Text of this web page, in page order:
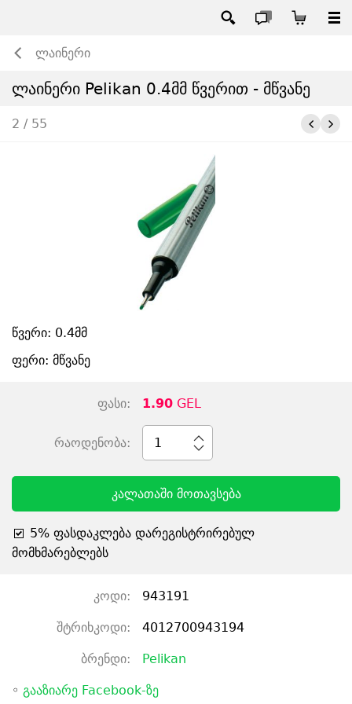
ლაინერი
ლაინერი Pelikan 0.4მმ წვერით - მწვანე
2 / 55
წვერი: 0.4მმ
ფერი: მწვანე
ფასი: 1.90GEL
რაოდენობა: 1
კალათაში მოთავსება
5% ფასდაკლება დარეგისტრირებულ
მომხმარებლებს
კოდი: 943191
შტრიხკოდი: 4012700943194
ბრენდი: Pelikan
◦ გააზიარე Facebook-ზე